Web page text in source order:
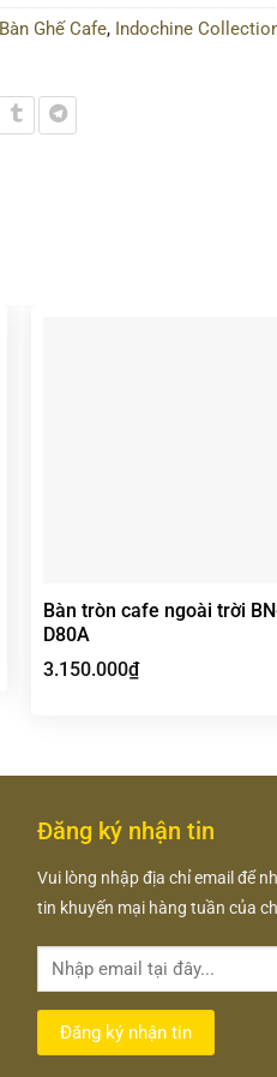
Bàn Ghế Cafe, Indochine
Bàn tròn cafe ngoài trời
D80A
3.150.000₫
Đăng ký nhận tin
Vui lòng nhập địa chỉ email để
tin khuyến mại hàng tuần của